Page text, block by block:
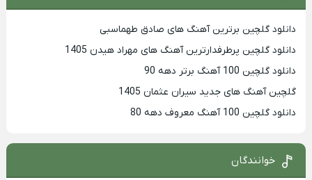
دانلود گلچین برترین آهنگ های صادق طهماسبی
دانلود گلچین پرطرفدارترین آهنگ های مهراد هیدن 1405
دانلود گلچین 100 آهنگ برتر دهه 90
گلچین آهنگ های جدید سیران عثمان 1405
دانلود گلچین 100 آهنگ معروف دهه 80
خوانندگان